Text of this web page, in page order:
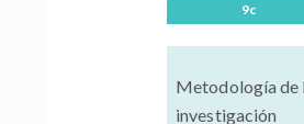
9c
Metodología de
investigación